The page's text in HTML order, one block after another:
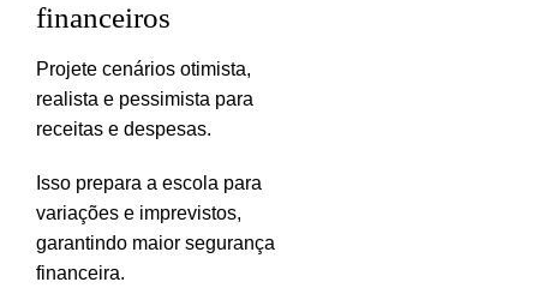
financeiros
Projete cenários otimista,
realista e pessimista para
receitas e despesas.
Isso prepara a escola para
variações e imprevistos,
garantindo maior segurança
financeira.